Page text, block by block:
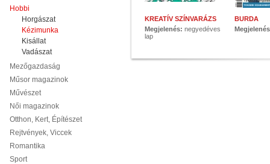
Hobbi
Horgászat
Kézimunka
Kisállat
Vadászat
Mezőgazdaság
Műsor magazinok
Művészet
Női magazinok
Otthon, Kert, Építészet
Rejtvények, Viccek
Romantika
Sport
KREATÍV SZÍNVARÁZS
Megjelenés: negyedéves
lap
BURDA